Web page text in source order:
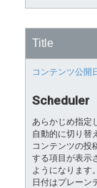
Title
コンテンツ公開
Scheduler
あらかじめ指定
自動的に切り替
コンテンツの投
する項目が表示
ようになります。
日付はプレーン